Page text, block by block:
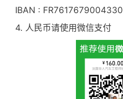
IBAN :
4. 人民币请使用微信支付